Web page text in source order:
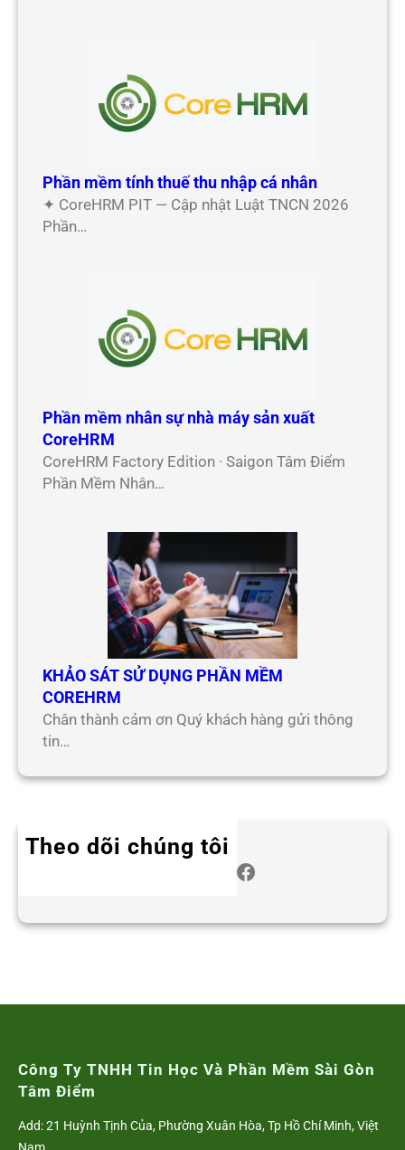
Phần mềm tính thuế thu nhập cá nhân
✦ CoreHRM PIT — Cập nhật Luật TNCN 2026
Phần…
Phần mềm nhân sự nhà máy sản xuất
CoreHRM
CoreHRM Factory Edition · Saigon Tâm Điểm
Phần Mềm Nhân…
KHẢO SÁT SỬ DỤNG PHẦN MỀM
COREHRM
Chân thành cảm ơn Quý khách hàng gửi thông
tin…
Theo dõi chúng tôi
Facebook
Công Ty TNHH Tin Học Và Phần Mềm Sài Gòn
Tâm Điểm
Add: 21 Huỳnh Tịnh Của, Phường Xuân Hòa, Tp Hồ Chí Minh, Việt
Nam